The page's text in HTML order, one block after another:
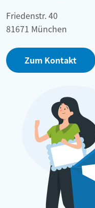
Friedenstr. 40
81671 München
Zum Kontakt